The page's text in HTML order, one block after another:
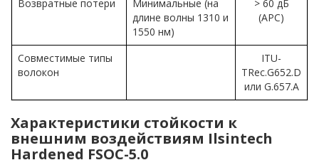
Возвратные потери
Минимальные (на
длине волны 1310 и
1550 нм)
> 60 дБ
(APC)
Совместимые типы
волокон
ITU-
TRec.G652.D
или G.657.A
Характеристики стойкости к
внешним воздействиям Ilsintech
Hardened FSOC-5.0